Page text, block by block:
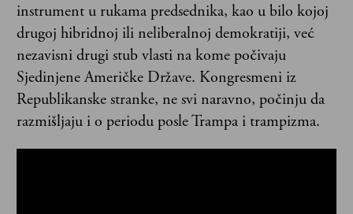
instrument u rukama predsednika, kao u bilo kojoj
drugoj hibridnoj ili neliberalnoj demokratiji, već
nezavisni drugi stub vlasti na kome počivaju
Sjedinjene Američke Države. Kongresmeni iz
Republikanske stranke, ne svi naravno, počinju da
razmišljaju i o periodu posle Trampa i trampizma.